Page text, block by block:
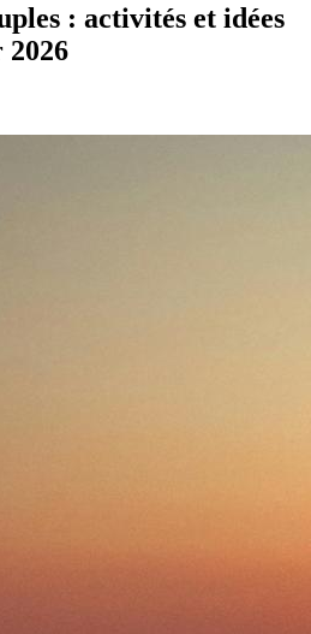
: activités et idées
2026